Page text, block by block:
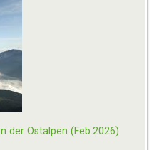
der Ostalpen (Feb.2026)